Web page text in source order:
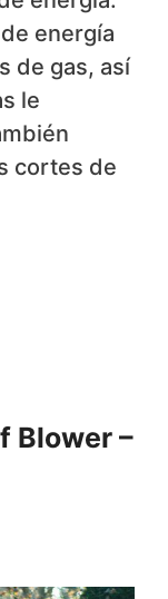
energía
de gas, así
le
cortes de
Blower –